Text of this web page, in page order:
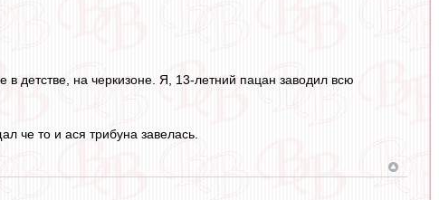
детстве, на черкизоне. Я, 13-летний пацан заводил всю
че то и ася трибуна завелась.